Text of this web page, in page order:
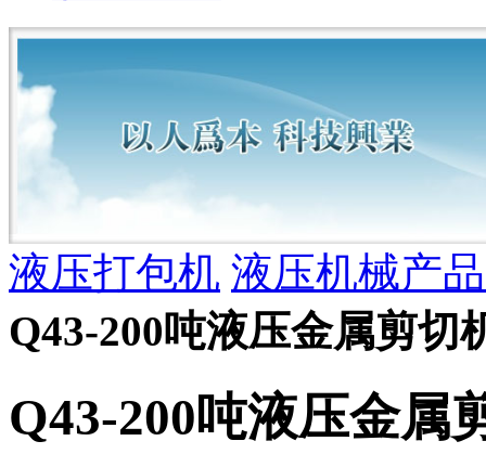
液压打包机 液压机械产
Q43-200吨液压金属剪切
Q43-200吨液压金属